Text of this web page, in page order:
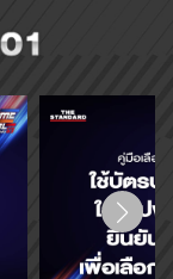
ง ใช้ บัตรประชาช